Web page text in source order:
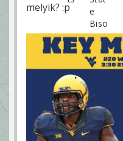
melyik? :p